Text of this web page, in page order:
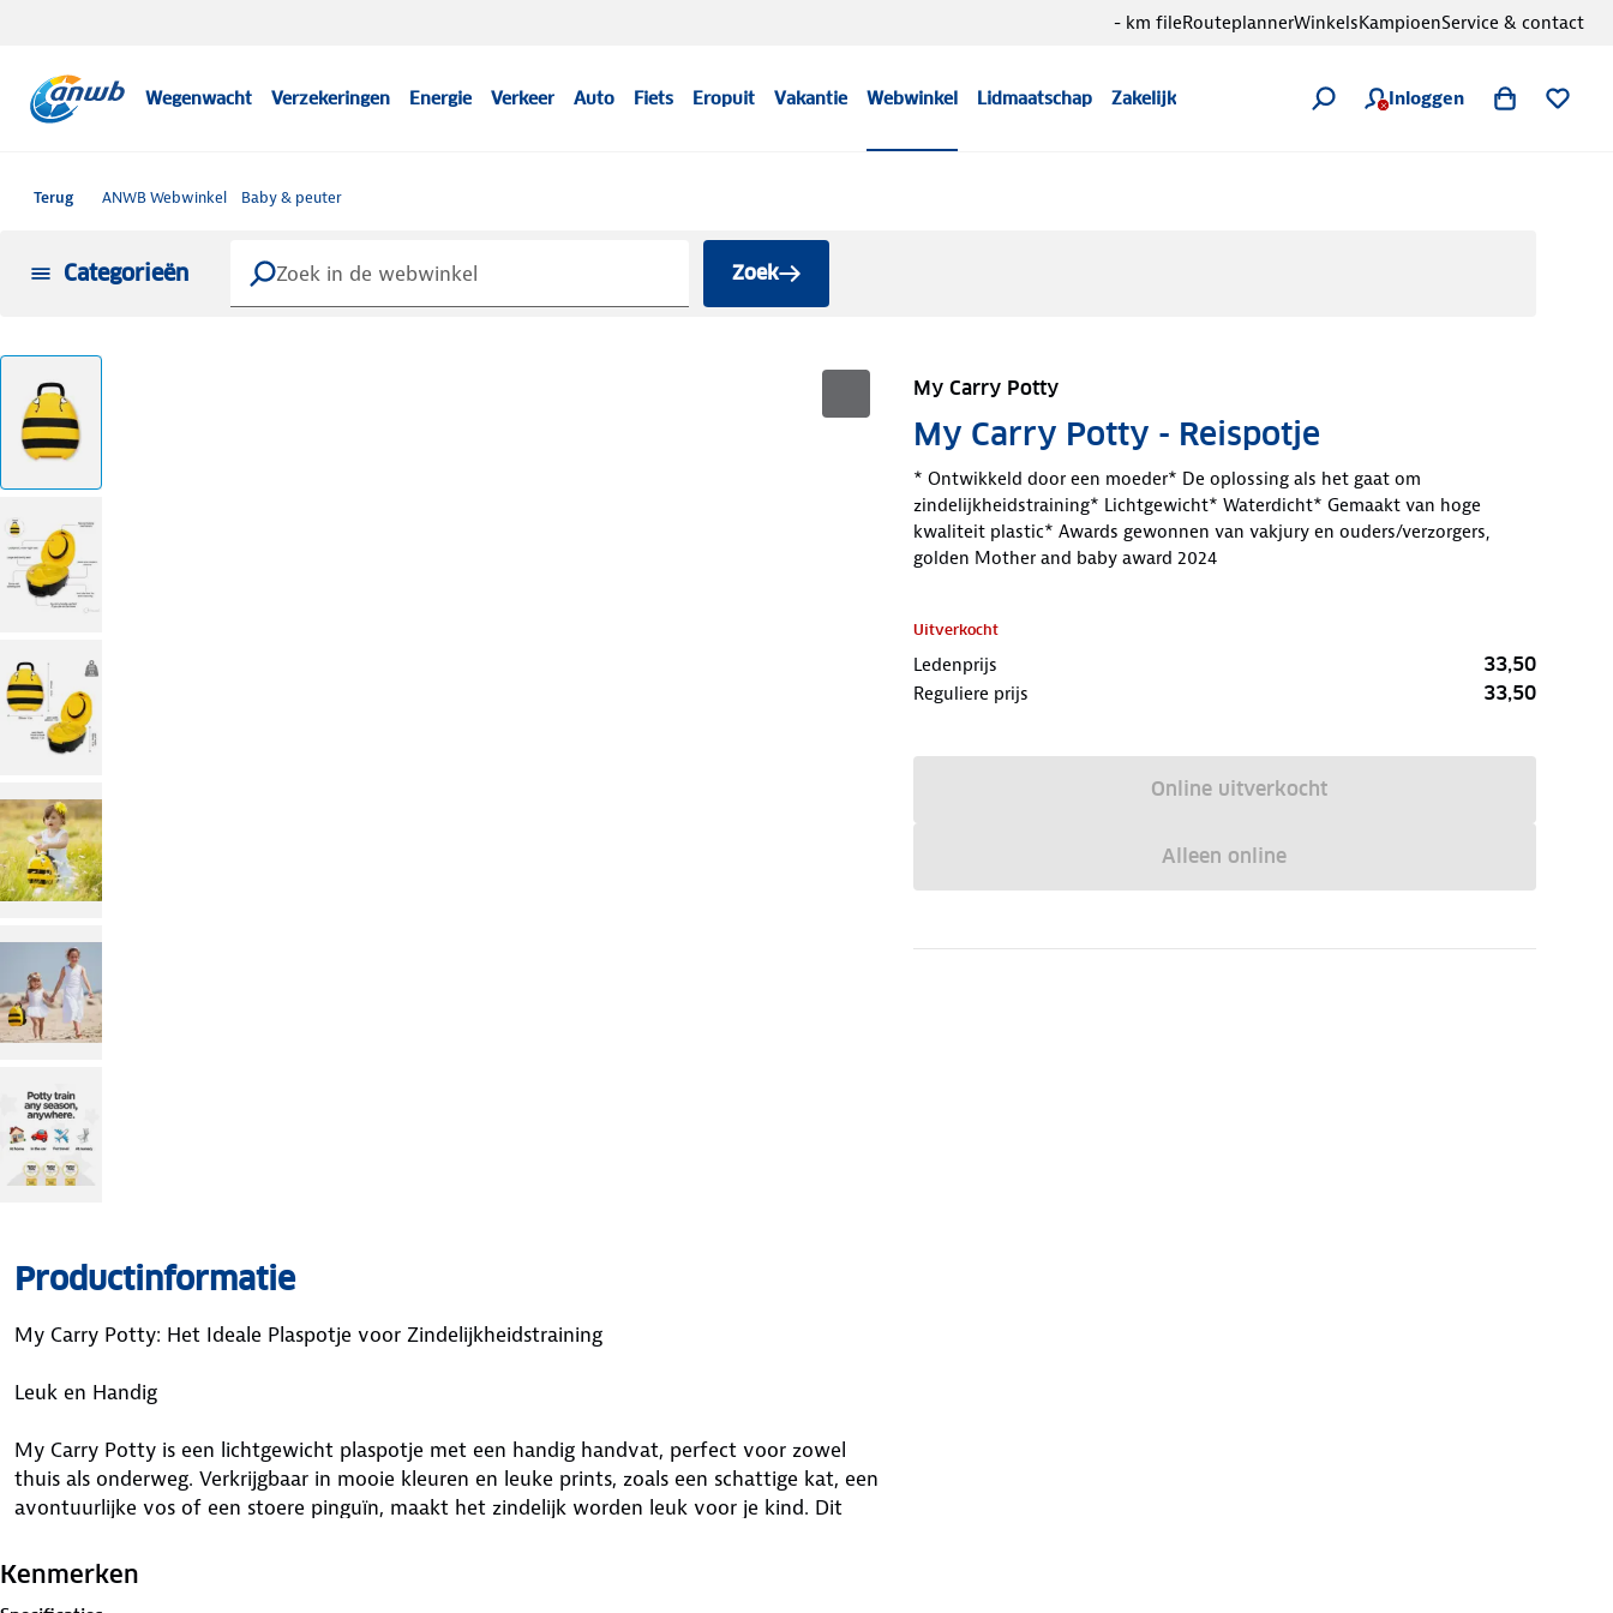
Wegenwacht Verzekeringen Energie Verkeer Auto Fiets Eropuit Vakantie Webwinkel Lidmaatschap Zakelijk Inloggen
- km fileRouteplannerWinkelsKampioenService & contact
Terug ANWB Webwinkel Baby & peuter
Categorieën Zoek
My Carry Potty
My Carry Potty - Reispotje
* Ontwikkeld door een moeder* De oplossing als het gaat om
zindelijkheidstraining* Lichtgewicht* Waterdicht* Gemaakt van hoge
kwaliteit plastic* Awards gewonnen van vakjury en ouders/verzorgers,
golden Mother and baby award 2024
Uitverkocht
Ledenprijs 33,50
Reguliere prijs 33,50
Online uitverkocht
Alleen online
Productinformatie
My Carry Potty: Het Ideale Plaspotje voor Zindelijkheidstraining
Leuk en Handig
My Carry Potty is een lichtgewicht plaspotje met een handig handvat, perfect voor zowel
thuis als onderweg. Verkrijgbaar in mooie kleuren en leuke prints, zoals een schattige kat, een
avontuurlijke vos of een stoere pinguïn, maakt het zindelijk worden leuk voor je kind. Dit
nemen zonder zorgen.
Kenmerken